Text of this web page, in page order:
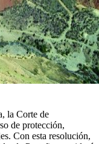
la Corte de
de protección,
Con esta resolución,